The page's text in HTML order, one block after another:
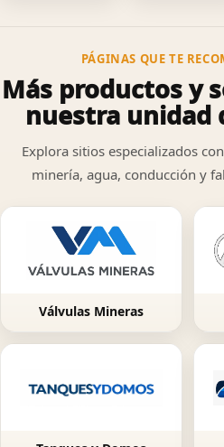
PÁGINAS QUE TE
Más productos y
nuestra unidad
Explora sitios especializados
minería, agua, conducción y
Válvulas Mineras